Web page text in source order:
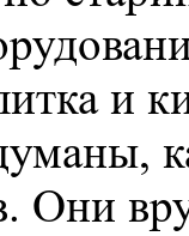
и
Они